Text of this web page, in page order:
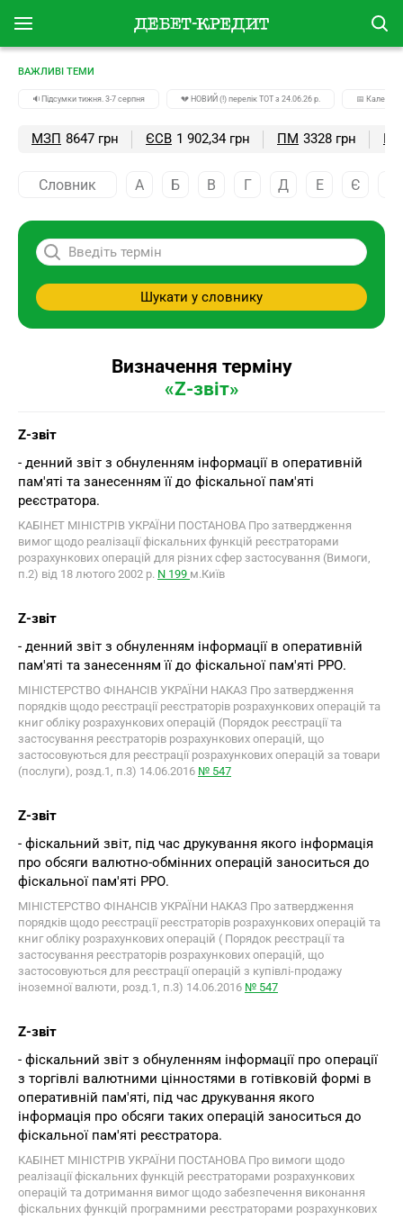
ВАЖЛИВІ ТЕМИ
🔉Підсумки тижня. 3-7 серпня 💔 НОВИЙ (!) перелік ТОТ з 24.06.26 р. 📅
МЗП 8647 грн ЄСВ 1 902,34 грн ПМ 3328 грн
Словник А Б В Г Д Е Є
Шукати у словнику
Визначення терміну
«Z-звіт»
Z-звіт
- денний звіт з обнуленням інформації в оперативній
пам'яті та занесенням її до фіскальної пам'яті
реєстратора.
КАБІНЕТ МІНІСТРІВ УКРАЇНИ ПОСТАНОВА Про затвердження
вимог щодо реалізації фіскальних функцій реєстраторами
розрахункових операцій для різних сфер застосування (Вимоги,
п.2) від 18 лютого 2002 р. N 199 м.Київ
Z-звіт
- денний звіт з обнуленням інформації в оперативній
пам'яті та занесенням її до фіскальної пам'яті РРО.
МІНІСТЕРСТВО ФІНАНСІВ УКРАЇНИ НАКАЗ Про затвердження
порядків щодо реєстрації реєстраторів розрахункових операцій та
книг обліку розрахункових операцій (Порядок реєстрації та
застосування реєстраторів розрахункових операцій, що
застосовуються для реєстрації розрахункових операцій за товари
(послуги), розд.1, п.3) 14.06.2016 № 547
Z-звіт
- фіскальний звіт, під час друкування якого інформація
про обсяги валютно-обмінних операцій заноситься до
фіскальної пам'яті РРО.
МІНІСТЕРСТВО ФІНАНСІВ УКРАЇНИ НАКАЗ Про затвердження
порядків щодо реєстрації реєстраторів розрахункових операцій та
книг обліку розрахункових операцій ( Порядок реєстрації та
застосування реєстраторів розрахункових операцій, що
застосовуються для реєстрації операцій з купівлі-продажу
іноземної валюти, розд.1, п.3) 14.06.2016 № 547
Z-звіт
- фіскальний звіт з обнуленням інформації про операції
з торгівлі валютними цінностями в готівковій формі в
оперативній пам'яті, під час друкування якого
інформація про обсяги таких операцій заноситься до
фіскальної пам'яті реєстратора.
КАБІНЕТ МІНІСТРІВ УКРАЇНИ ПОСТАНОВА Про вимоги щодо
реалізації фіскальних функцій реєстраторами розрахункових
операцій та дотримання вимог щодо забезпечення виконання
фіскальних функцій програмними реєстраторами розрахункових